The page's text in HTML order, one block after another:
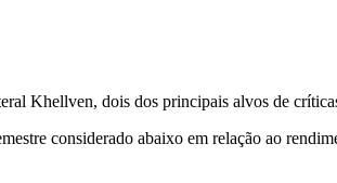
Khellven, dois dos principais alvos de
considerado abaixo em relação ao